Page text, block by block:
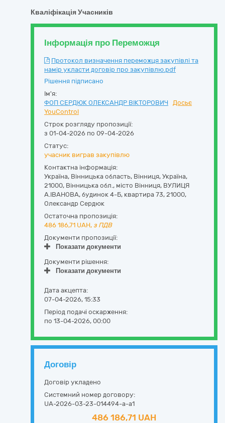
Кваліфікація Учасників
Інформація про Переможця
Протокол визначення переможця закупівлі та
намір укласти договір про закупівлю.pdf
Рішення підписано
Ім'я:
ФОП СЕРДЮК ОЛЕКСАНДР ВІКТОРОВИЧ
Досьє
YouControl
Строк розгляду пропозиції:
з 01-04-2026 по 09-04-2026
Статус:
учасник виграв закупівлю
Контактна інформація:
Україна, Вінницька область, Вінниця, Україна,
21000, Вінницька обл., місто Вінниця, ВУЛИЦЯ
А.ІВАНОВА, будинок 4-Б, квартира 73, 21000,
Олександр Сердюк
Остаточна пропозиція:
486 186,71 UAH, з ПДВ
Документи пропозиції:
Показати документи
Документи рішення:
Показати документи
Дата акцепта:
07-04-2026, 15:33
Період подачі оскарження:
по 13-04-2026, 00:00
Договір
Договір укладено
Системний номер договору:
UA-2026-03-23-014494-a-a1
486 186,71 UAH